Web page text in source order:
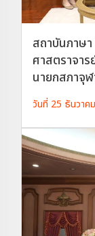
สถาบันภาษ
ศาสตราจาร
นายกสภาจุ
วันที่ 25 ธันวาค